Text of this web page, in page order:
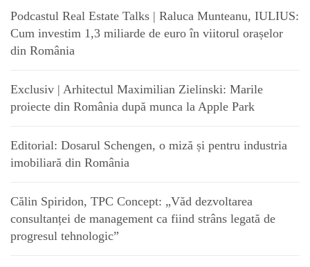
Podcastul Real Estate Talks | Raluca Munteanu, IULIUS:
Cum investim 1,3 miliarde de euro în viitorul orașelor
din România
Exclusiv | Arhitectul Maximilian Zielinski: Marile
proiecte din România după munca la Apple Park
Editorial: Dosarul Schengen, o miză și pentru industria
imobiliară din România
Călin Spiridon, TPC Concept: „Văd dezvoltarea
consultanței de management ca fiind strâns legată de
progresul tehnologic”